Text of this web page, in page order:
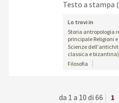
Testo a stampa
Lo trovi in
Storia antropologia
principale Religioni
Scienze
classica e bizantina)
Filosofia
da 1 a 10 di 66 1